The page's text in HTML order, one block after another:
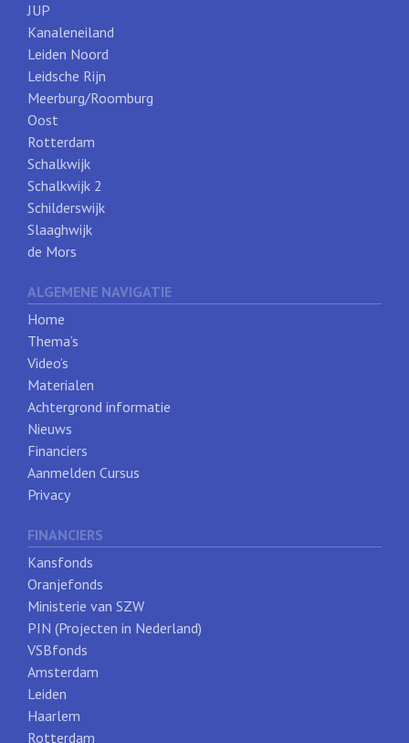
JUP
Kanaleneiland
Leiden Noord
Leidsche Rijn
Meerburg/Roomburg
Oost
Rotterdam
Schalkwijk
Schalkwijk 2
Schilderswijk
Slaaghwijk
de Mors
ALGEMENE NAVIGATIE
Home
Thema’s
Video’s
Materialen
Achtergrond informatie
Nieuws
Financiers
Aanmelden Cursus
Privacy
FINANCIERS
Kansfonds
Oranjefonds
Ministerie van SZW
PIN (Projecten in Nederland)
VSBfonds
Amsterdam
Leiden
Haarlem
Rotterdam